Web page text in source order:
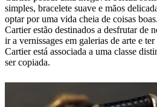
simples, bracelete suave e mãos
optar por uma vida cheia de coisas
Cartier estão destinados a desfrutar de
ir a vernissages em galerias de arte e
Cartier está associada a uma classe
ser copiada.